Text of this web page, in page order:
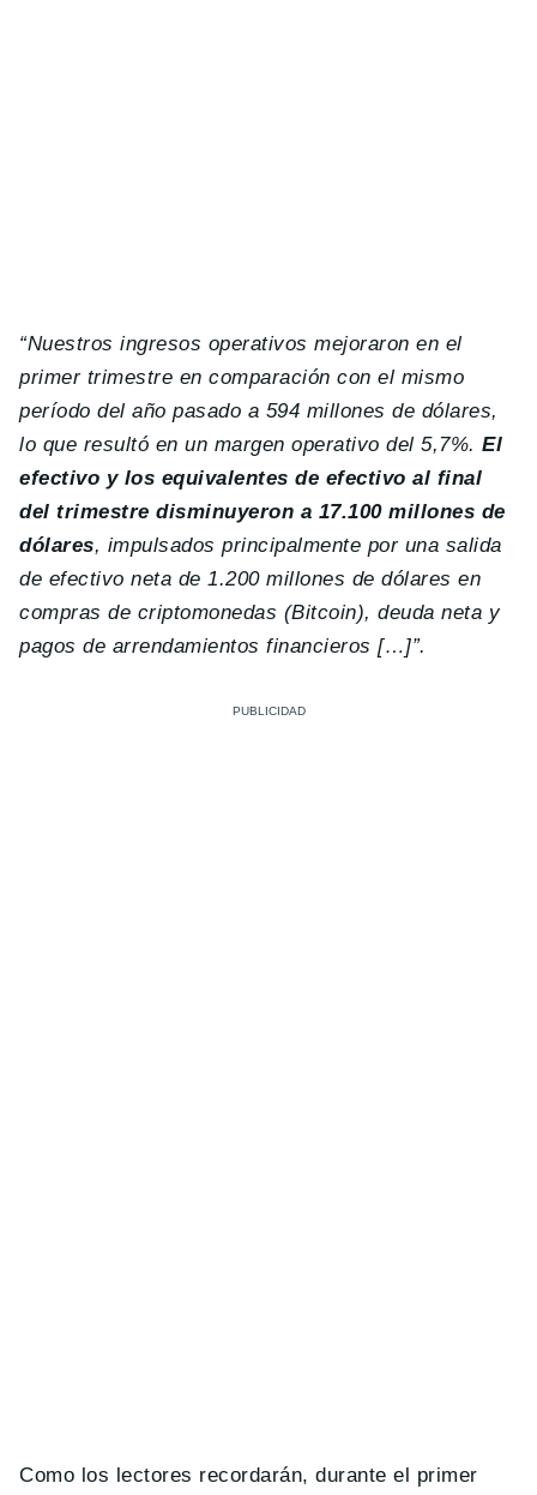
“Nuestros ingresos operativos mejoraron en el
primer trimestre en comparación con el mismo
período del año pasado a 594 millones de dólares,
lo que resultó en un margen operativo del 5,7%.El
efectivo y los equivalentes de efectivo al final
del trimestre disminuyeron a 17.100 millones de
dólares, impulsados ​​principalmente por una salida
de efectivo neta de 1.200 millones de dólares en
compras de criptomonedas (Bitcoin), deuda neta y
pagos de arrendamientos financieros […]”.
Como los lectores recordarán, durante el primer